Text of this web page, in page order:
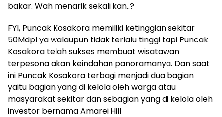
bakar. Wah menarik sekali kan..?
FYI, Puncak Kosakora memiliki ketinggian sekitar
50Mdpl ya walaupun tidak terlalu tinggi tapi Puncak
Kosakora telah sukses membuat wisatawan
terpesona akan keindahan panoramanya. Dan saat
ini Puncak Kosakora terbagi menjadi dua bagian
yaitu bagian yang di kelola oleh warga atau
masyarakat sekitar dan sebagian yang di kelola oleh
investor bernama Amarei Hill